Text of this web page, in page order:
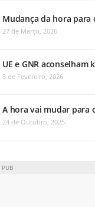
Mudança da hora para
27 de Março, 2026
UE e GNR aconselham
3 de Fevereiro, 2026
A hora vai mudar para
24 de Outubro, 2025
PUB